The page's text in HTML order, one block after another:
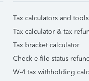
Tax calculators and tools
Tax calculator & tax
Tax bracket calculator
Check e-file status
W-4 tax withholding